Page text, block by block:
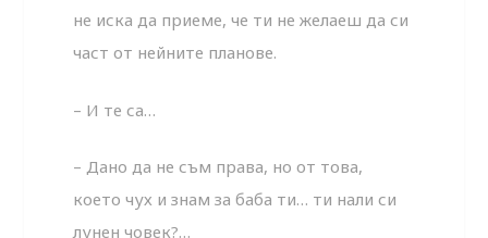
не иска да приеме, че ти не желаеш да си
част от нейните планове.
– И те са…
– Дано да не съм права, но от това,
което чух и знам за баба ти… ти нали си
лунен човек?…